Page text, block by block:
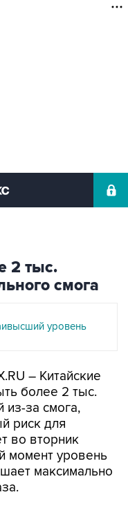
2 тыс.
смога
уровень
– Китайские
более 2 тыс.
за смога,
риск для
во вторник
момент уровень
максимально